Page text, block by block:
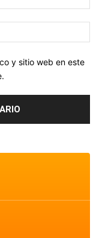
y sitio web en este